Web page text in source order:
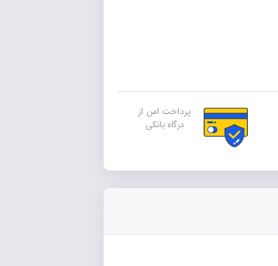
پرداخت امن از
درگاه بانکی